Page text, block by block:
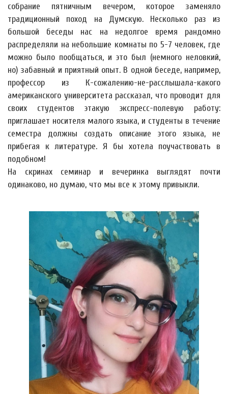
собрание пятничным вечером, которое заменяло
традиционный поход на Думскую. Несколько раз из
большой беседы нас на недолгое время рандомно
распределяли на небольшие комнаты по 5-7 человек, где
можно было пообщаться, и это был (немного неловкий,
но) забавный и приятный опыт. В одной беседе, например,
профессор из К-сожалению-не-расслышала-какого
американского университета рассказал, что проводит для
своих студентов этакую экспресс-полевую работу:
приглашает носителя малого языка, и студенты в течение
семестра должны создать описание этого языка, не
прибегая к литературе. Я бы хотела поучаствовать в
подобном!
На скринах семинар и вечеринка выглядят почти
одинаково, но думаю, что мы все к этому привыкли.